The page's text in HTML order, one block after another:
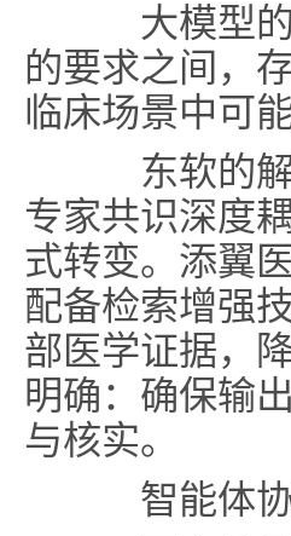
大模型的“
的要求之间，
临床场景中可
东软的解
专家共识深度
式转变。添翼
配备检索增强
部医学证据，
明确：确保输
与核实。
智能体